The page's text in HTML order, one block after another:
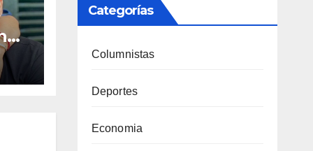
Categorías
Columnistas
Deportes
Economia